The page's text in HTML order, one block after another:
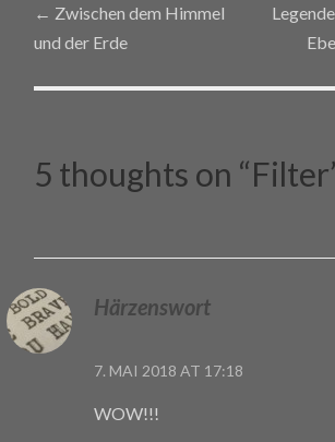
Post navigation
← Zwischen dem Himmel
und der Erde
5 thoughts on “Filter
Härzenswort
7. MAI 2018 AT 17:18
WOW!!!